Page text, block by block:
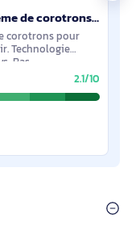
Gamme Xerox Couleur 500, système de corotrons pour unité remplaçable par l'utilisateur Noir - 013R00650
corotrons pour
Technologie
Bas,
Colour
2.1/10